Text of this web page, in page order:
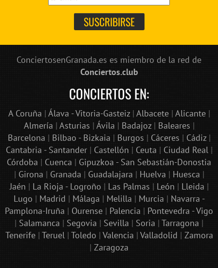
ConciertosenGranada.es es miembro de la red de
Conciertos.club
CONCIERTOS EN:
A Coruña | Álava - Vitoria-Gasteiz| Albacete| Alicante|
Almería | Asturias | Ávila | Badajoz| Baleares |
Barcelona | Bilbao - Bizkaia | Burgos | Cáceres | Cádiz|
Cantabria - Santander| Castellón | Ceuta | Ciudad Real|
Córdoba | Cuenca | Gipuzkoa - San Sebastián-Donostia
| Girona | Granada | Guadalajara | Huelva | Huesca |
Jaén | La Rioja - Logroño | Las Palmas | León | Lleida |
Lugo | Madrid | Málaga | Melilla | Murcia | Navarra -
Pamplona-Iruña | Ourense | Palencia | Pontevedra - Vigo
| Salamanca | Segovia | Sevilla | Soria | Tarragona |
Tenerife| Teruel| Toledo | Valencia | Valladolid | Zamora
| Zaragoza